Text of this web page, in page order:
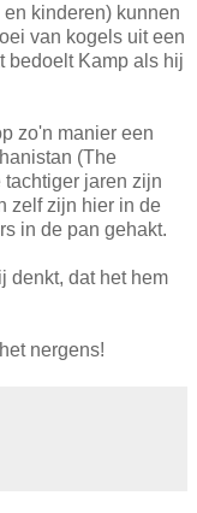
kinderen) kunnen
van kogels uit een
bedoelt Kamp als hij
zo'n manier een
(The
jaren zijn
zelf zijn hier in de
in de pan gehakt.
denkt, dat het hem
nergens!